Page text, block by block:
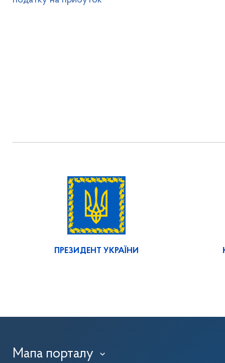
ПРЕЗИДЕНТ УКРАЇНИ
Мапа порталу ›